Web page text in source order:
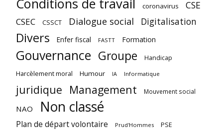
Conditions de travail coronavirus CSE
CSEC CSSCT Dialogue social Digitalisation
Divers Enfer fiscal FASTT Formation
Gouvernance Groupe Handicap
Harcèlement moral Humour IA Informatique
juridique Management Mouvement social
NAO Non classé
Plan de départ volontaire Prud'Hommes PSE